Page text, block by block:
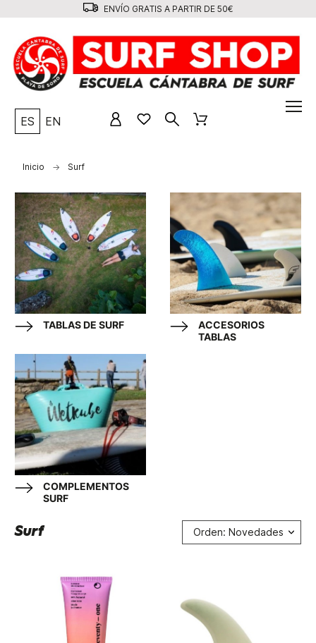
ENVÍO GRATIS A PARTIR DE 50€
ES EN
Inicio Surf
TABLAS DE SURF
ACCESORIOS
TABLAS
COMPLEMENTOS
SURF
Surf Orden: Novedades